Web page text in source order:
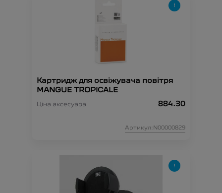
Картридж для освіжувача повітря
MANGUE TROPICALE
Ціна аксесуара 884.30
Артикул:N00000829